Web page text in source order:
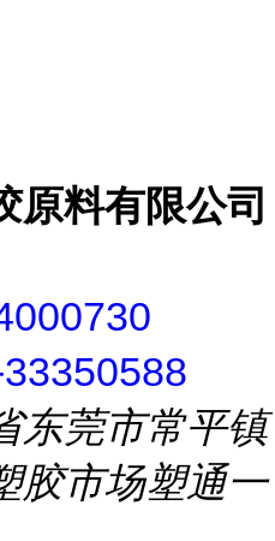
原料有限公司
东莞市常平镇
胶市场塑通一